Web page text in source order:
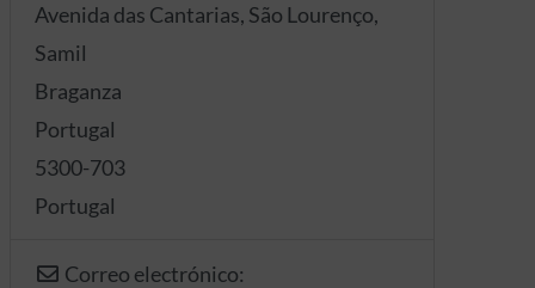
Avenida das Cantarias, São Lourenço,
Samil
Braganza
Portugal
5300-703
Portugal
Correo electrónico: